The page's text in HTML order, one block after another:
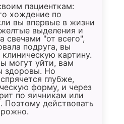
пациенткам:
хождение по
вы впервые в жизни
выделения и
свечами "от всего",
подруга, вы
картину.
могут уйти, вам
здоровы. Но
глубже,
форму, и через
по яичникам или
Поэтому действовать